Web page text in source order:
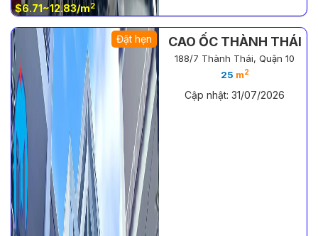
$6.71~12.83/m2
Đặt hẹn CAO ỐC THÀNH THÁI
188/7 Thành Thái, Quận 10
25 m2
Cập nhật: 31/07/2026